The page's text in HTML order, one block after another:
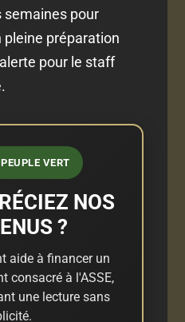
semaines pour
pleine préparation
pour le staff
VERT
NOS
?
aide à financer un
consacré à l'ASSE,
une lecture sans